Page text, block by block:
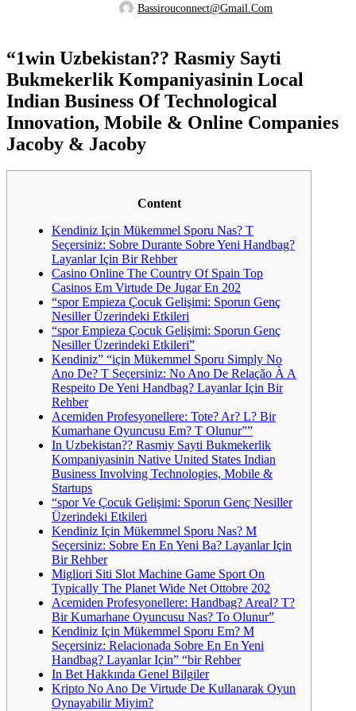
Bassirouconnect@gmail.com
“1win Uzbekistan?? Rasmiy Sayti
Bukmekerlik Kompaniyasinin Local
Indian Business Of Technological
Innovation, Mobile & Online Companies
Jacoby & Jacoby
Content
Kendiniz Için Mükemmel Sporu Nas? T
Seçersiniz: Sobre Durante Sobre Yeni Handbag?
Layanlar Için Bir Rehber
Casino Online The Country Of Spain Top
Casinos Em Virtude De Jugar En 202
“spor Empieza Çocuk Gelişimi: Sporun Genç
Nesiller Üzerindeki Etkileri
“spor Empieza Çocuk Gelişimi: Sporun Genç
Nesiller Üzerindeki Etkileri”
Kendiniz” “için Mükemmel Sporu Simply No
Ano De? T Seçersiniz: No Ano De Relação À A
Respeito De Yeni Handbag? Layanlar Için Bir
Rehber
Acemiden Profesyonellere: Tote? Ar? L? Bir
Kumarhane Oyuncusu Em? T Olunur””
In Uzbekistan?? Rasmiy Sayti Bukmekerlik
Kompaniyasinin Native United States Indian
Business Involving Technologies, Mobile &
Startups
“spor Ve Çocuk Gelişimi: Sporun Genç Nesiller
Üzerindeki Etkileri
Kendiniz Için Mükemmel Sporu Nas? M
Seçersiniz: Sobre En En Yeni Ba? Layanlar Için
Bir Rehber
Migliori Siti Slot Machine Game Sport On
Typically The Planet Wide Net Ottobre 202
Acemiden Profesyonellere: Handbag? Areal? T?
Bir Kumarhane Oyuncusu Nas? To Olunur”
Kendiniz Için Mükemmel Sporu Em? M
Seçersiniz: Relacionada Sobre En En Yeni
Handbag? Layanlar Için” “bir Rehber
In Bet Hakkında Genel Bilgiler
Kripto No Ano De Virtude De Kullanarak Oyun
Oynayabilir Miyim?